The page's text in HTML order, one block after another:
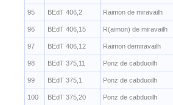
95 BEdT 406,2 Raimon de miravailh
96 BEdT 406,15 R(aimon) de miravailh
97 BEdT 406,12 Raimon demiravailh
98 BEdT 375,11 Ponz de cabduoilh
99 BEdT 375,1 Ponz de cabduoilh
100 BEdT 375,20 Ponz de cabduoilh